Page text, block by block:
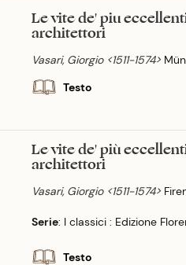
Le vite de' piu
architettori
Vasari, Giorgio <1511-1574>
Testo
Le vite de' più
architettori
Vasari, Giorgio <1511-1574>
Serie: I classici : Edizione
Testo